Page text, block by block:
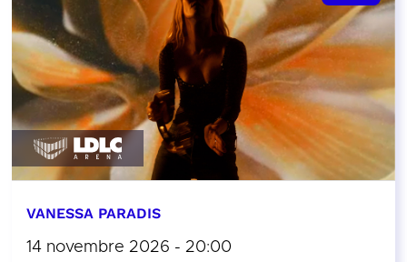
VANESSA PARADIS
14 novembre 2026 - 20:00